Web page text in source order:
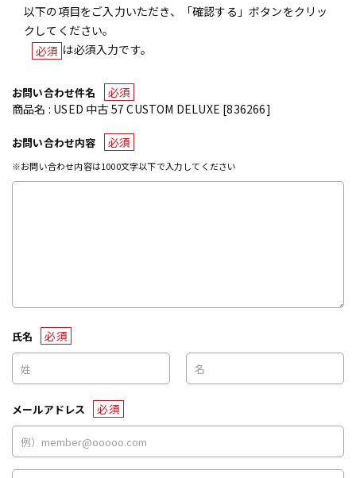
以下の項目をご入力いただき、「確認する」ボタンをクリッ
クしてください。
必須 は必須入力です。
お問い合わせ件名
必須
商品名 : USED 中古 57 CUSTOM DELUXE [836266]
お問い合わせ内容 必須
※お問い合わせ内容は1000文字以下で入力してください
氏名 必須
メールアドレス 必須